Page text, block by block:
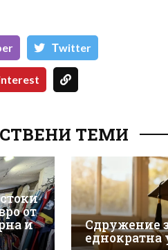
Тwitter
ТЕМИ
от
и
Сдружение
еднократна